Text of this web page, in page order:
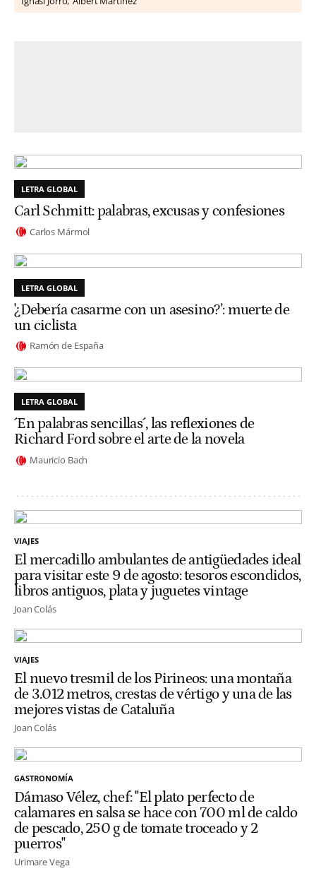
LETRA GLOBAL
Carl Schmitt: palabras, excusas y confesiones
Carlos Mármol
LETRA GLOBAL
'¿Debería casarme con un asesino?': muerte de
un ciclista
Ramón de España
LETRA GLOBAL
´En palabras sencillas´, las reflexiones de
Richard Ford sobre el arte de la novela
Mauricio Bach
VIAJES
El mercadillo ambulantes de antigüedades ideal
para visitar este 9 de agosto: tesoros escondidos,
libros antiguos, plata y juguetes vintage
Joan Colás
VIAJES
El nuevo tresmil de los Pirineos: una montaña
de 3.012 metros, crestas de vértigo y una de las
mejores vistas de Cataluña
Joan Colás
GASTRONOMÍA
Dámaso Vélez, chef: "El plato perfecto de
calamares en salsa se hace con 700 ml de caldo
de pescado, 250 g de tomate troceado y 2
puerros"
Urimare Vega